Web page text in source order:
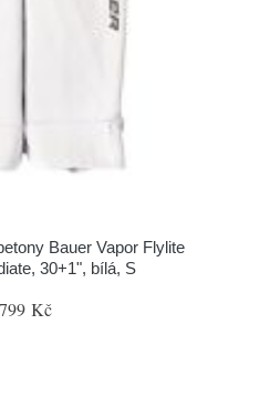
Bauer Vapor Flylite
30+1", bílá, S
Kč